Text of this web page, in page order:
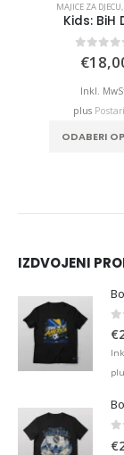
MAJICE ZA DJECU,
Kids: BiH
0out
€
Inkl.
plus
ODABERI
IZDVOJENI
0
€
€